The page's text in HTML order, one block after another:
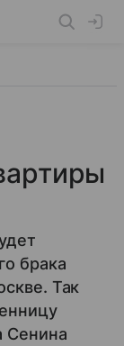
брака
Так
Сенина